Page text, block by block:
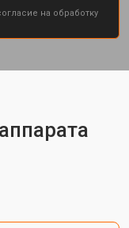
на обработку